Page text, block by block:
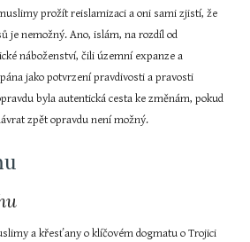
prožít reislamizaci a oni sami zjistí, že
je nemožný. Ano, islám, na rozdíl od
náboženství, čili územní expanze a
jako potvrzení pravdivosti a pravosti
byla autentická cesta ke změnám, pokud
zpět opravdu není možný.
a křesťany o klíčovém dogmatu o Trojici